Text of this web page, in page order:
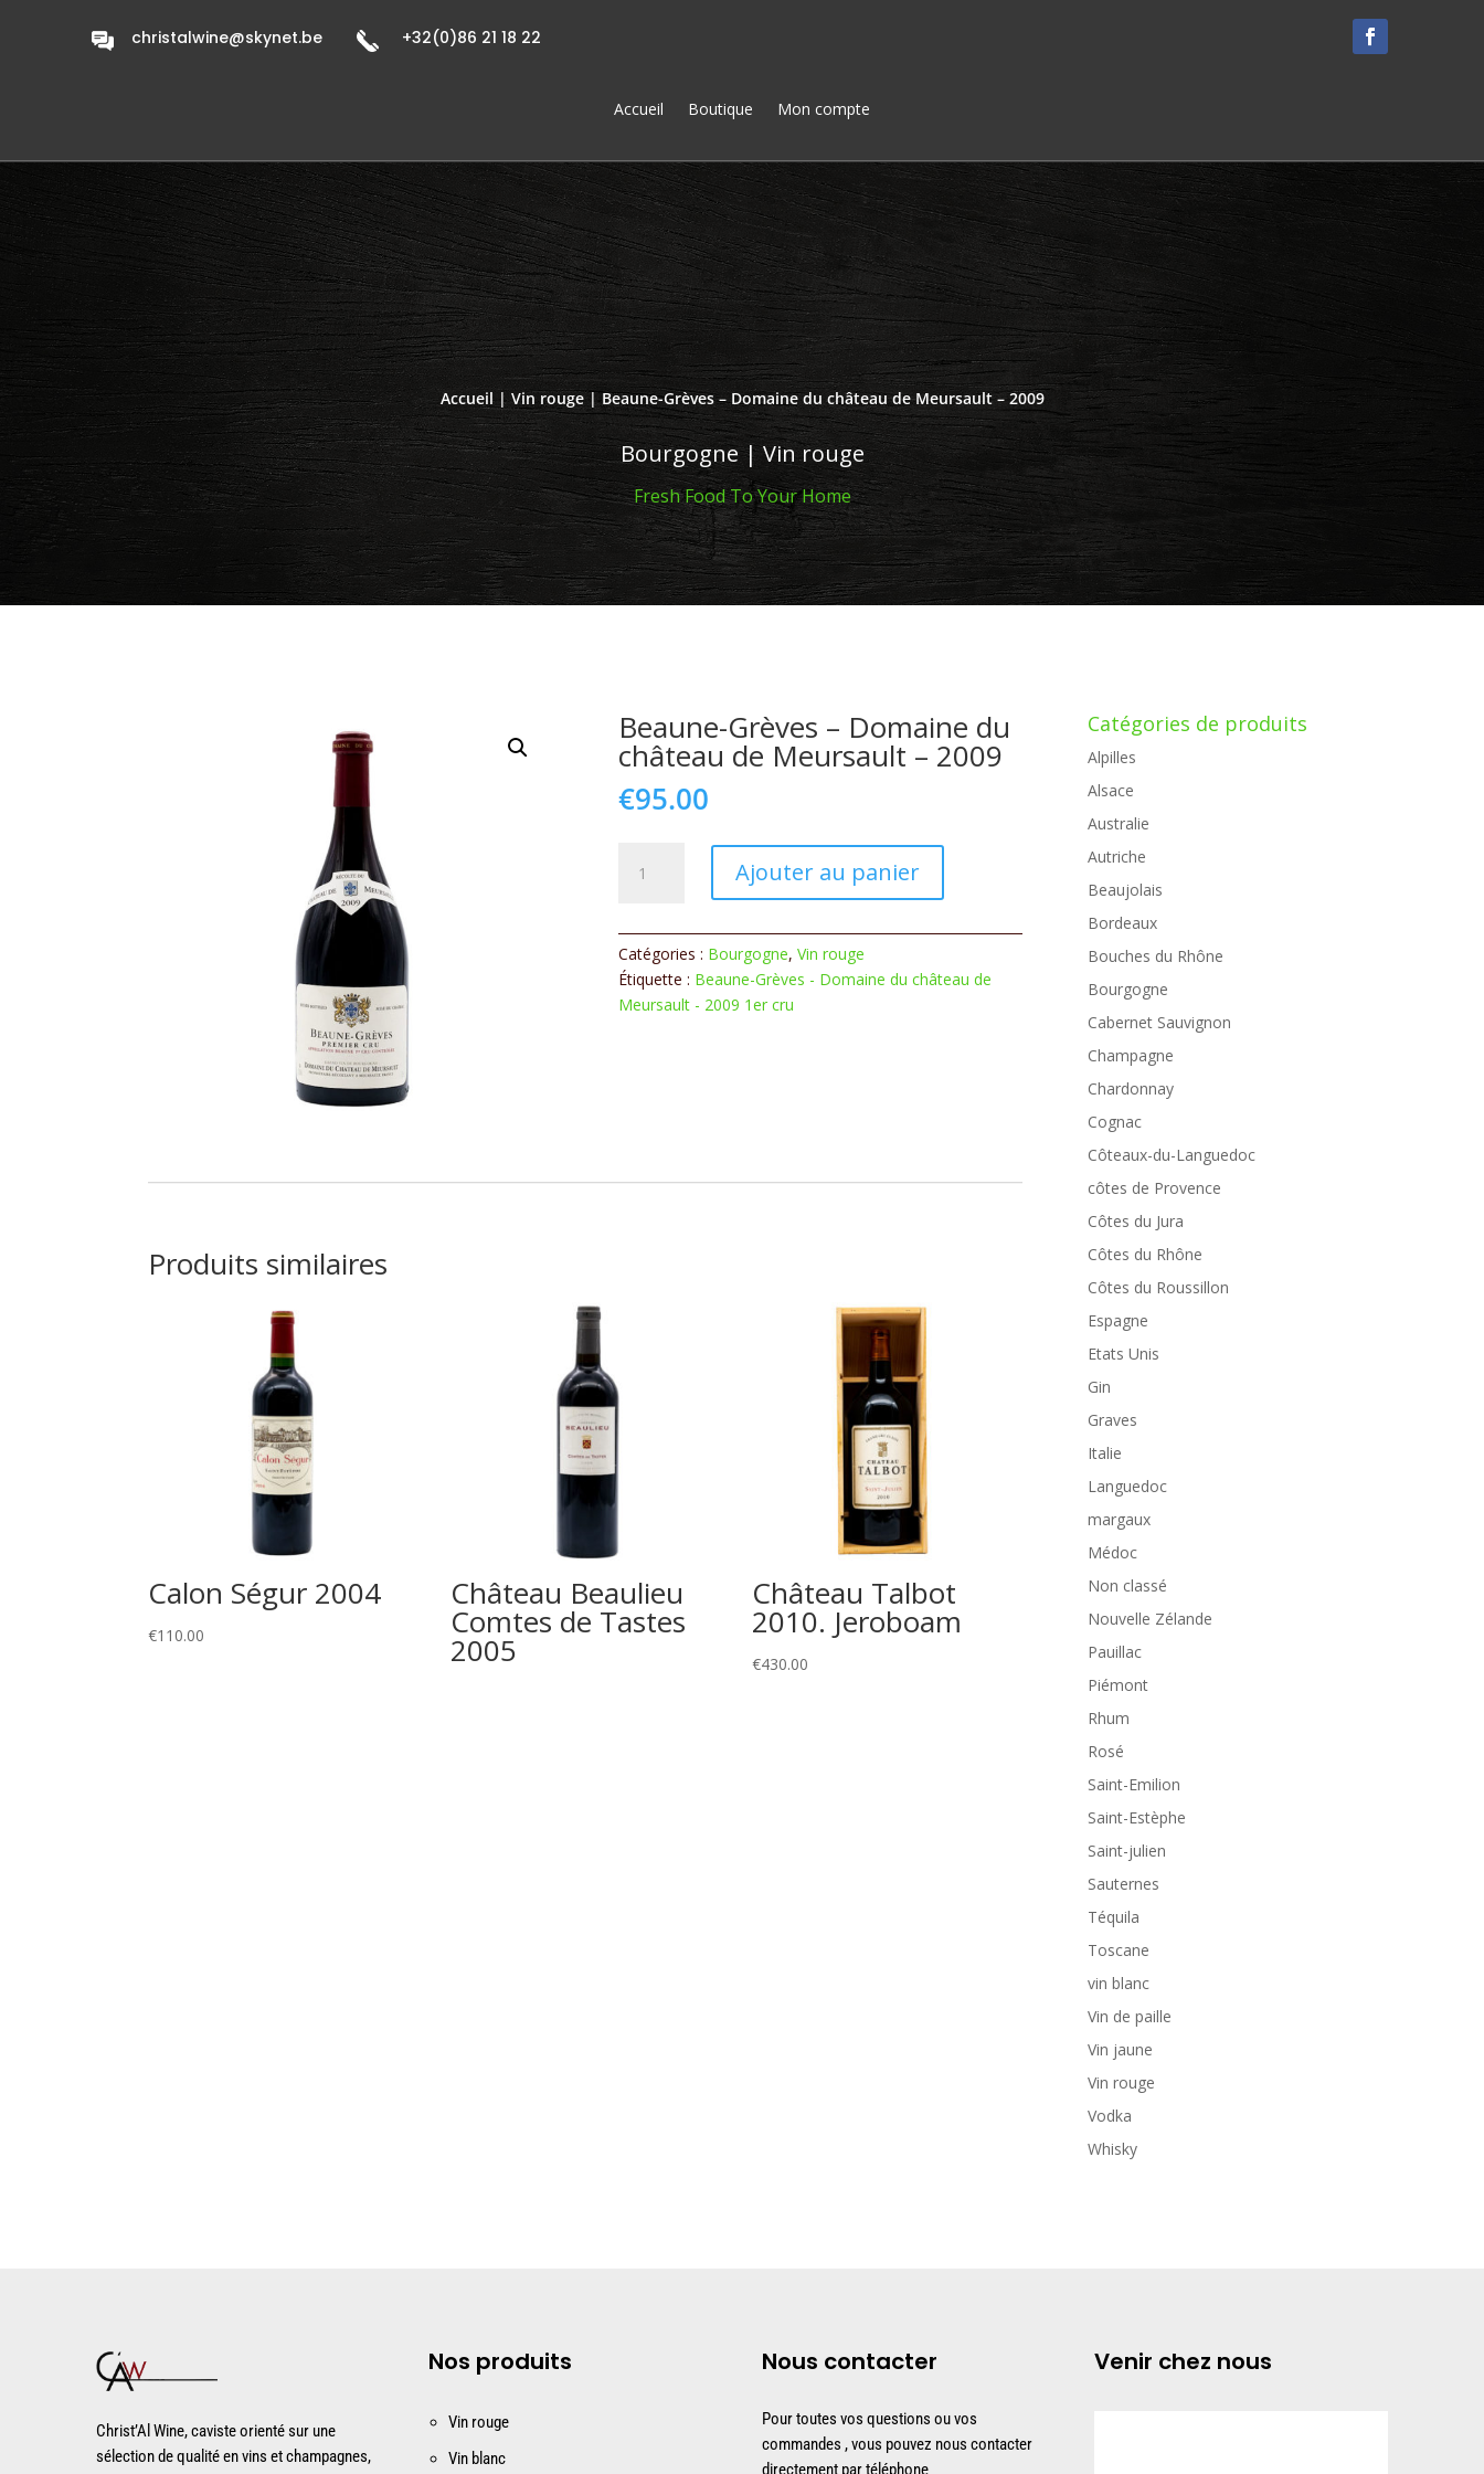
christalwine@skynet.be +32(0)86 21 18 22
Accueil Boutique Mon compte
Accueil| Vin rouge| Beaune-Grèves – Domaine du château de Meursault – 2009
Bourgogne | Vin rouge
Fresh Food To Your Home
Beaune-Grèves – Domaine du
château de Meursault – 2009
€95.00
Grèves
-
Domaine
du
Ajouter au panier
Catégories : Bourgogne, Vin rouge
Étiquette : Beaune-Grèves - Domaine du château de
Meursault - 2009 1er cru
Produits similaires
Calon Ségur 2004
€110.00
Château Beaulieu
Comtes de Tastes
2005
Château Talbot
2010. Jeroboam
€430.00
Catégories de produits
Alpilles
Alsace
Australie
Autriche
Beaujolais
Bordeaux
Bouches du Rhône
Bourgogne
Cabernet Sauvignon
Champagne
Chardonnay
Cognac
Côteaux-du-Languedoc
côtes de Provence
Côtes du Jura
Côtes du Rhône
Côtes du Roussillon
Espagne
Etats Unis
Gin
Graves
Italie
Languedoc
margaux
Médoc
Non classé
Nouvelle Zélande
Pauillac
Piémont
Rhum
Rosé
Saint-Emilion
Saint-Estèphe
Saint-julien
Sauternes
Téquila
Toscane
vin blanc
Vin de paille
Vin jaune
Vin rouge
Vodka
Whisky
Christ’Al Wine, caviste orienté sur une
sélection de qualité en vins et champagnes,
Nos produits
Vin rouge
Vin blanc
Nous contacter
Pour toutes vos questions ou vos
commandes , vous pouvez nous contacter
directement par téléphone
Venir chez nous